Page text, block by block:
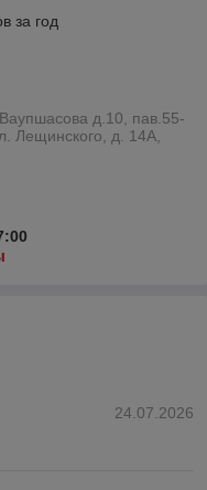
за год
д.10, пав.55-
Лещинского, д. 14А,
24.07.2026